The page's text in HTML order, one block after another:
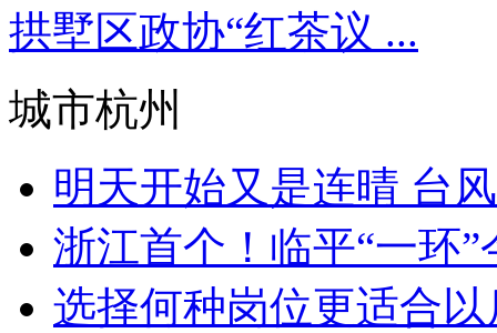
拱墅区政协“红茶议 ...
城市杭州
明天开始又是连晴 台
浙江首个！临平“一环”
选择何种岗位更适合